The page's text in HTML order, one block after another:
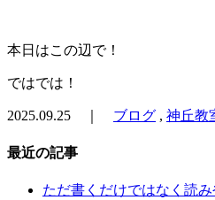
本日はこの辺で！
ではでは！
2025.09.25 ｜ ブログ , 神丘教
最近の記事
ただ書くだけではなく読